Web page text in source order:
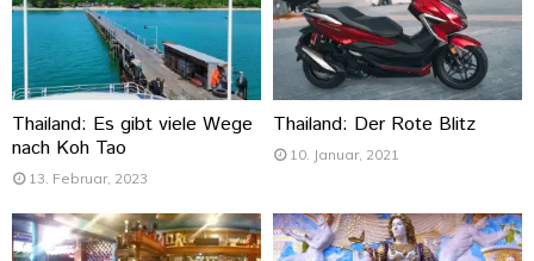
Thailand: Es gibt viele Wege
nach Koh Tao
13. Februar, 2023
Thailand: Der Rote Blitz
10. Januar, 2021